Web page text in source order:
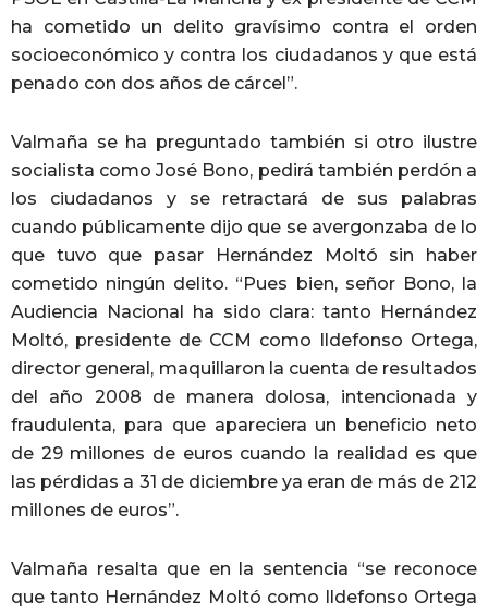
ha cometido un delito gravísimo contra el orden
socioeconómico y contra los ciudadanos y que está
penado con dos años de cárcel”.
Valmaña se ha preguntado también si otro ilustre
socialista como José Bono, pedirá también perdón a
los ciudadanos y se retractará de sus palabras
cuando públicamente dijo que se avergonzaba de lo
que tuvo que pasar Hernández Moltó sin haber
cometido ningún delito. “Pues bien, señor Bono, la
Audiencia Nacional ha sido clara: tanto Hernández
Moltó, presidente de CCM como Ildefonso Ortega,
director general, maquillaron la cuenta de resultados
del año 2008 de manera dolosa, intencionada y
fraudulenta, para que apareciera un beneficio neto
de 29 millones de euros cuando la realidad es que
las pérdidas a 31 de diciembre ya eran de más de 212
millones de euros”.
Valmaña resalta que en la sentencia “se reconoce
que tanto Hernández Moltó como Ildefonso Ortega